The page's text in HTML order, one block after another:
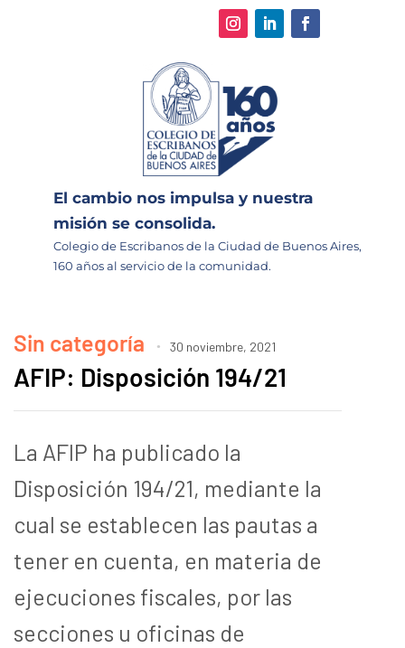
El cambio nos impulsa y nuestra
misión se consolida.
Colegio de Escribanos de la Ciudad de Buenos Aires,
160 años al servicio de la comunidad.
Sin categoría 30 noviembre, 2021
AFIP: Disposición 194/21
La AFIP ha publicado la
Disposición 194/21, mediante la
cual se establecen las pautas a
tener en cuenta, en materia de
ejecuciones fiscales, por las
secciones u oficinas de